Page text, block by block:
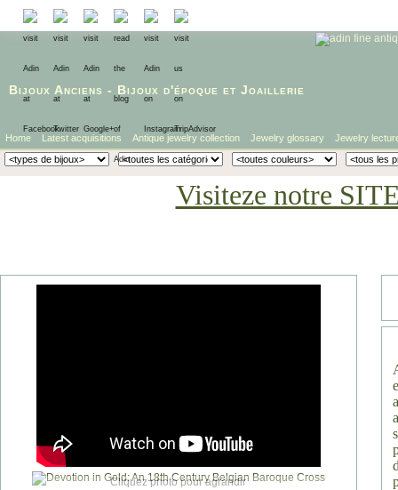
Bijoux Anciens - Bijoux d'époque et Joaillerie
Home Latest acquisitions Antique jewelry collection Jewelry glossary Jewelry
Visiteze notre
Cliquez photo pour agrandir